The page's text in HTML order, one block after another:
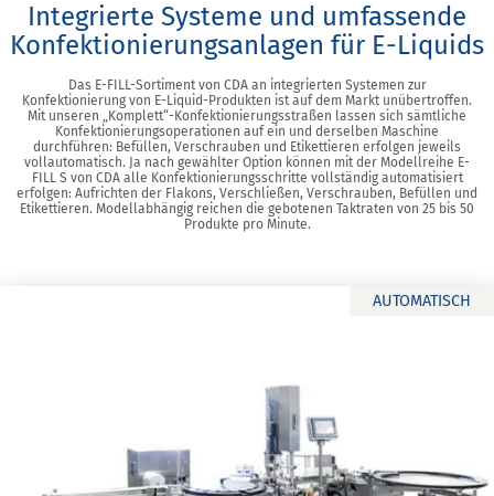
Integrierte Systeme und umfassende
Konfektionierungsanlagen für E-Liquids
Das E-FILL-Sortiment von CDA an integrierten Systemen zur
Konfektionierung von E-Liquid-Produkten ist auf dem Markt unübertroffen.
Mit unseren „Komplett“-Konfektionierungsstraßen lassen sich sämtliche
Konfektionierungsoperationen auf ein und derselben Maschine
durchführen: Befüllen, Verschrauben und Etikettieren erfolgen jeweils
vollautomatisch. Ja nach gewählter Option können mit der Modellreihe E-
FILL S von CDA alle Konfektionierungsschritte vollständig automatisiert
erfolgen: Aufrichten der Flakons, Verschließen, Verschrauben, Befüllen und
Etikettieren. Modellabhängig reichen die gebotenen Taktraten von 25 bis 50
Produkte pro Minute.
AUTOMATISCH